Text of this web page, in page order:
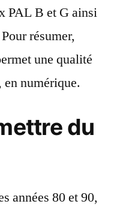
PAL B et G ainsi
résumer,
une qualité
numérique.
du
années 80 et 90,